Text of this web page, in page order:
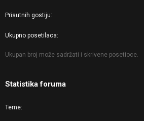
Prisutnih gostiju
Ukupno posetilaca
Ukupan broj može sadržati i skrivene posetioce.
Statistika foruma
Teme